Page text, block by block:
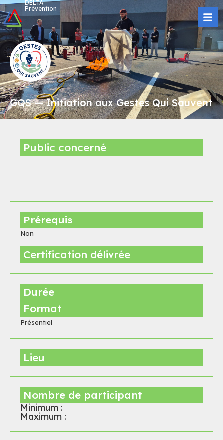
DELTA
Prévention
GQS — Initiation aux Gestes Qui Sauvent
Public concerné
Prérequis
Non
Certification délivrée
Durée
Format
Présentiel
Lieu
Nombre de participant
Minimum :
Maximum :